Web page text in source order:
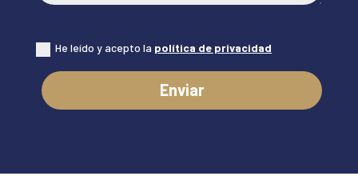
He leído y acepto la política de privacidad
Enviar